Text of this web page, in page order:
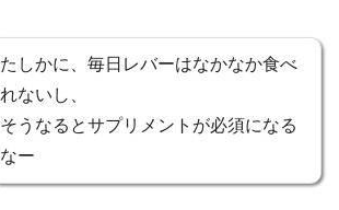
たしかに、毎日レバーはなかなか食べ
れないし、
そうなるとサプリメントが必須になる
なー